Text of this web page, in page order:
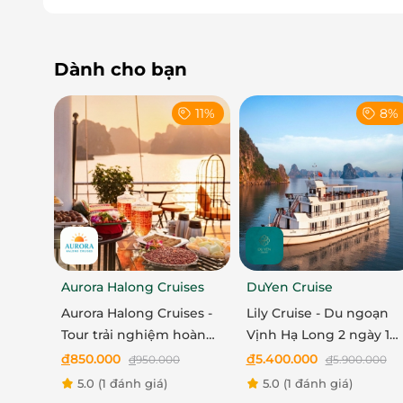
LỊCH
NGÀY 1:
11h 30: Tới bến cảng Tuần Châu, làm thủ tục
Dành cho bạn
11%
Aurora Halong Cruises
Aurora Halong Cruises -
Tour trải nghiệm hoàng
hôn trên vịnh Hạ Long
đ850.000 đ950.000
5.0 (1 đánh giá)
8%
DuYen Cruise
Lily Cruise - Du ngoạn
Vịnh Hạ Long 2 ngày 1
đêm
đ5.400.000 đ5.900.000
5.0 (1 đánh giá)